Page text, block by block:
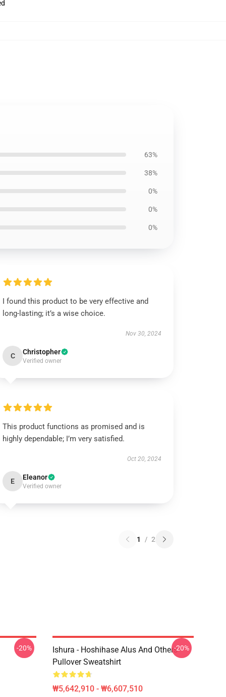
63%
38%
0%
0%
0%
I found this product to be very effective and
long-lasting; it’s a wise choice.
Nov 30, 2024
C Christopher
Verified owner
This product functions as promised and is
highly dependable; I’m very satisfied.
Oct 20, 2024
E Eleanor
Verified owner
1 / 2
-20%
Ishura - Hoshihase Alus And Others
Pullover Sweatshirt
₩5,642,910 - ₩6,607,510
-20%